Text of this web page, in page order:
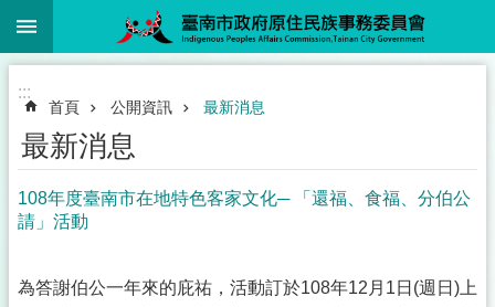
跳到主要內容區塊
:::
首頁 公開資訊 最新消息
最新消息
108年度臺南市在地特色客家文化─ 「還福、食福、分伯公
請」活動
為答謝伯公一年來的庇祐，活動訂於108年12月1日(週日)上